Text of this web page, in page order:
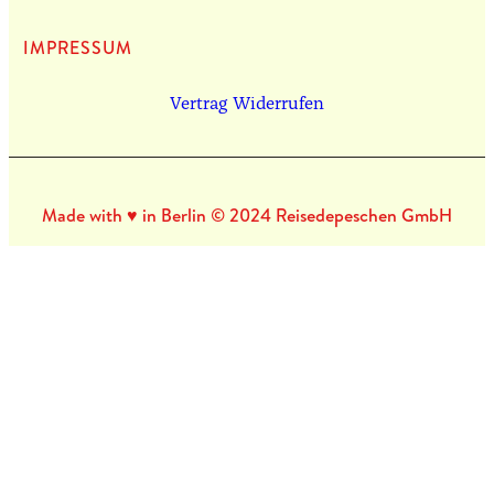
IMPRES­SUM
Vertrag Widerrufen
Made with ♥ in Berlin © 2024 Reisedepeschen GmbH